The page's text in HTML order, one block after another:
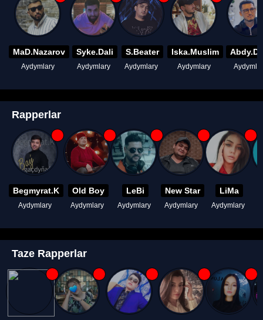
MaD.Nazarov
Aydymlary
Syke.Dali
Aydymlary
S.Beater
Aydymlary
Iska.Muslim
Aydymlary
Rapperlar
Begmyrat.K
Aydymlary
Old Boy
Aydymlary
LeBi
Aydymlary
New Star
Aydymlary
LiMa
Aydymlary
Taze Rapperlar